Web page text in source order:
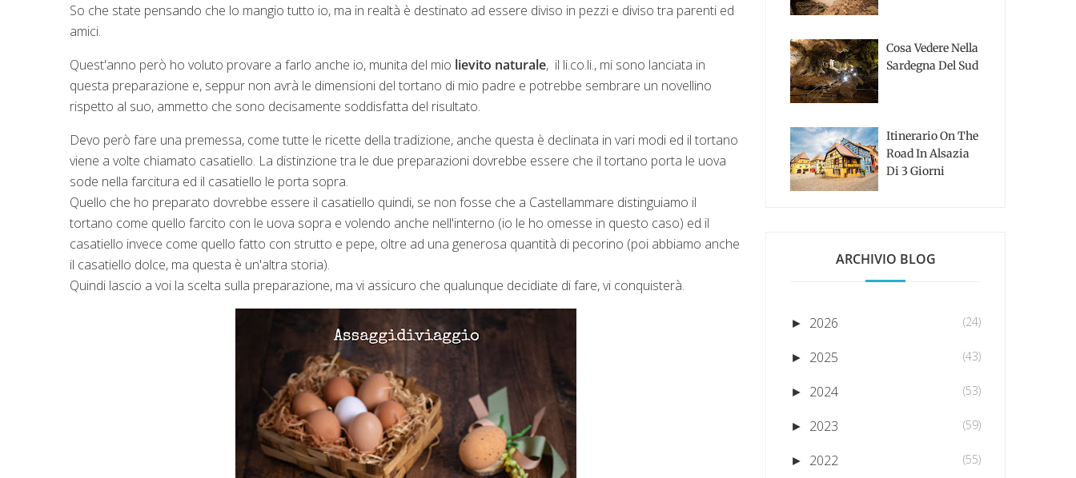
So che state pensando che lo mangio tutto io, ma in realtà è destinato ad essere diviso in pezzi e diviso tra parenti ed
amici.
Quest'anno però ho voluto provare a farlo anche io, munita del mio lievito naturale, il li.co.li., mi sono lanciata in
questa preparazione e, seppur non avrà le dimensioni del tortano di mio padre e potrebbe sembrare un novellino
rispetto al suo, ammetto che sono decisamente soddisfatta del risultato.
Devo però fare una premessa, come tutte le ricette della tradizione, anche questa è declinata in vari modi ed il tortano
viene a volte chiamato casatiello. La distinzione tra le due preparazioni dovrebbe essere che il tortano porta le uova
sode nella farcitura ed il casatiello le porta sopra.
Quello che ho preparato dovrebbe essere il casatiello quindi, se non fosse che a Castellammare distinguiamo il
tortano come quello farcito con le uova sopra e volendo anche nell'interno (io le ho omesse in questo caso) ed il
casatiello invece come quello fatto con strutto e pepe, oltre ad una generosa quantità di pecorino (poi abbiamo anche
il casatiello dolce, ma questa è un'altra storia).
Quindi lascio a voi la scelta sulla preparazione, ma vi assicuro che qualunque decidiate di fare, vi conquisterà.
Cosa Vedere Nella
Sardegna Del Sud
Itinerario On The
Road In Alsazia
Di 3 Giorni
ARCHIVIO BLOG
► 2026 (24)
► 2025 (43)
► 2024 (53)
► 2023 (59)
► 2022 (55)